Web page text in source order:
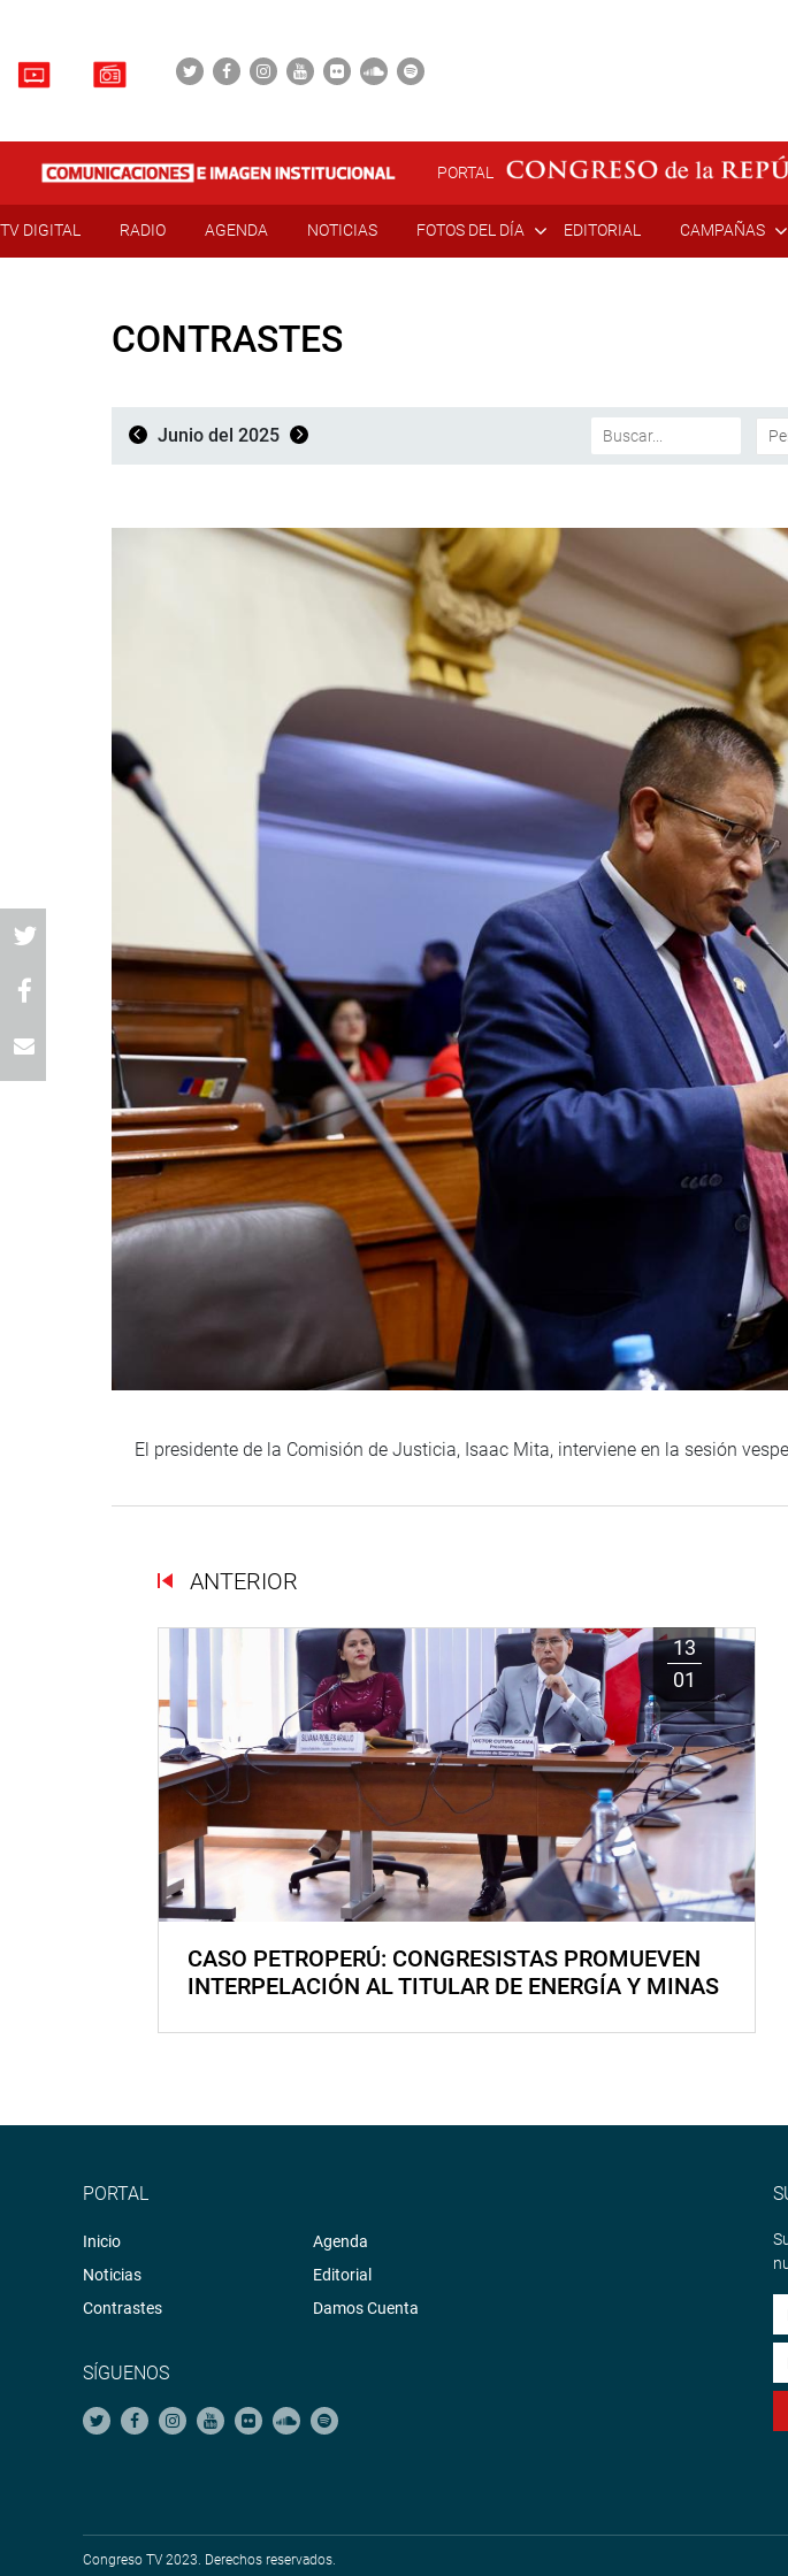
PORTAL
TV DIGITAL RADIO AGENDA NOTICIAS FOTOS DEL DÍA EDITORIAL CAMPAÑAS
CONTRASTES
Junio del 2025
El presidente de la Comisión de Justicia, Isaac Mita, interviene en la sesión
ANTERIOR
13
01
CASO PETROPERÚ: CONGRESISTAS PROMUEVEN
INTERPELACIÓN AL TITULAR DE ENERGÍA Y MINAS
PORTAL
Inicio
Noticias
Contrastes
Agenda
Editorial
Damos Cuenta
SÍGUENOS
Congreso TV 2023. Derechos reservados.